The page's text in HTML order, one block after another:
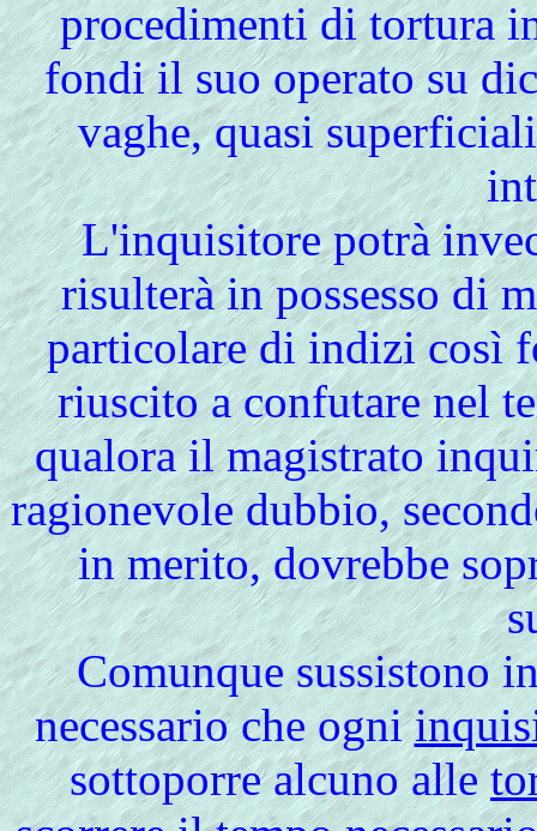
procedimenti di tortura
fondi il suo operato su
vaghe, quasi
L'inquisitore potrà
risulterà in possesso di
particolare di indizi così
riuscito a confutare nel
qualora il magistrato
ragionevole dubbio,
in merito, dovrebbe
Comunquesussistono
necessario che ogni
sottoporre alcuno alle